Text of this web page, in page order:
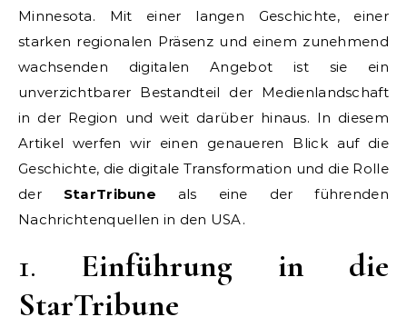
Minnesota. Mit einer langen Geschichte, einer
starken regionalen Präsenz und einem zunehmend
wachsenden digitalen Angebot ist sie ein
unverzichtbarer Bestandteil der Medienlandschaft
in der Region und weit darüber hinaus. In diesem
Artikel werfen wir einen genaueren Blick auf die
Geschichte, die digitale Transformation und die Rolle
der StarTribune als eine der führenden
Nachrichtenquellen in den USA.
1. Einführung in die
StarTribune